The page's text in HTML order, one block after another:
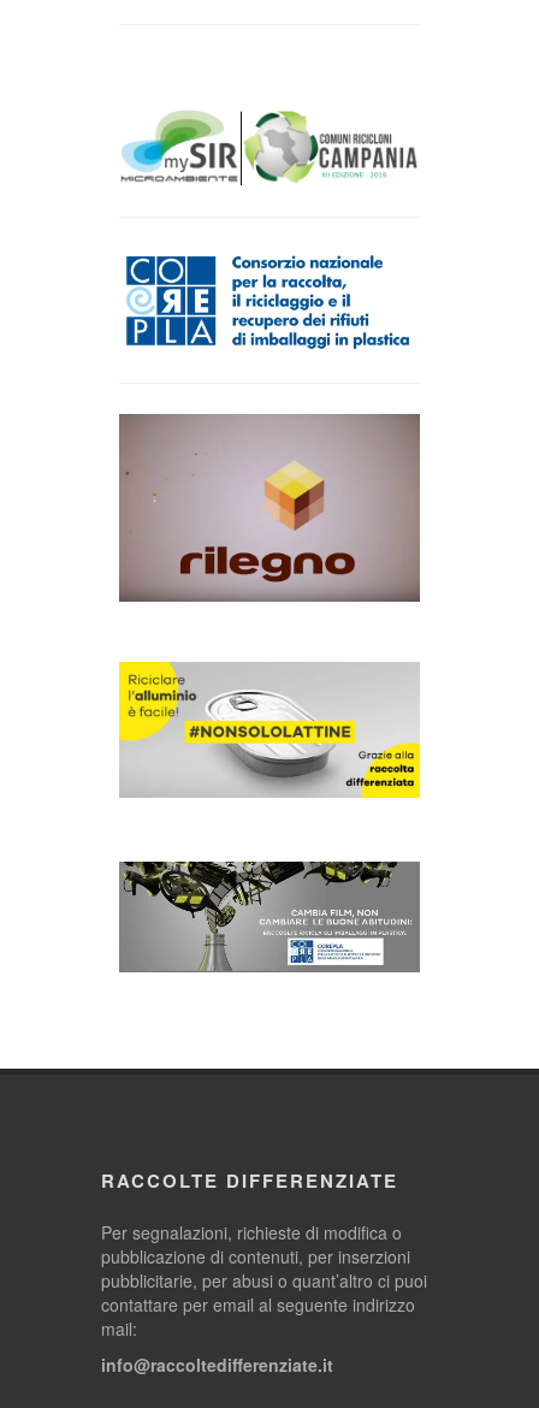
RACCOLTE DIFFERENZIATE
Per segnalazioni, richieste di modifica o
pubblicazione di contenuti, per inserzioni
pubblicitarie, per abusi o quant’altro ci puoi
contattare per email al seguente indirizzo
mail:
info@raccoltedifferenziate.it